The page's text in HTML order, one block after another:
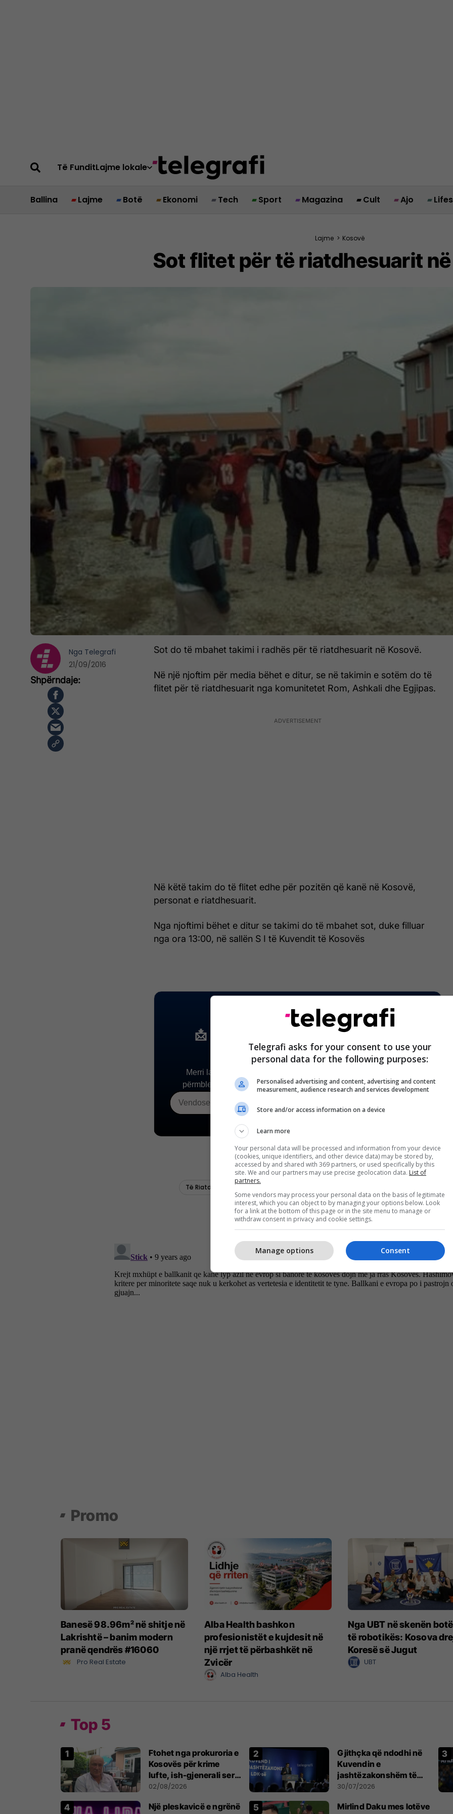
Të FunditLajme lokale
Ballina Lajme Botë Ekonomi Tech Sport Magazina Cult Ajo
Lajme > Kosovë
Sot flitet për të riatdhesuarit
Sot do të mbahet takimi i radhës për të riatdhesuarit në Kosovë.
Në një njoftim për media bëhet e ditur, se në takimin e sotëm do të
flitet për të riatdhesuarit nga komunitetet Rom, Ashkali dhe Egjipas.
Në këtë takim do të flitet edhe për pozitën që kanë në Kosovë,
personat e riatdhesuarit.
Nga njoftimi bëhet e ditur se takimi do të mbahet sot, duke filluar
nga ora 13:00, në sallën S I të Kuvendit të Kosovës
Nga Telegrafi
21/09/2016
Telegrafi asks for your consent to use your
personal data for the following purposes:
Personalised advertising and content, advertising and content
measurement, audience research and services development
Store and/or access information on a device
Learn more
Your personal data will be processed and information from your device
(cookies, unique identifiers, and other device data) may be stored by,
accessed by and shared with 369 partners, or used specifically by this
site. We and our partners may use precise geolocation data. List of
partners.
Some vendors may process your personal data on the basis of legitimate
interest, which you can object to by managing your options below. Look
for a link at the bottom of this page or in the site menu to manage or
withdraw consent in privacy and cookie settings.
Consent
Manage options